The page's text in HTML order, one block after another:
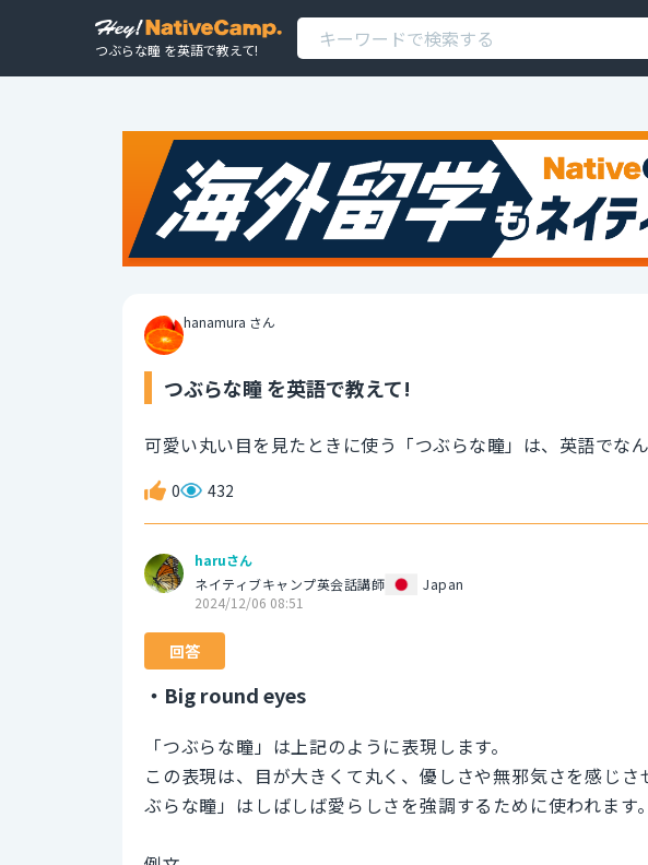
つぶらな瞳 を英語で教えて!
hanamura さん
つぶらな瞳 を英語で教えて!
可愛い丸い目を見たときに使う「つぶらな瞳」は、英語でな
0 432
haruさん
ネイティブキャンプ英会話講師
Japan
2024/12/06 08:51
回答
・Big round eyes
「つぶらな瞳」は上記のように表現します。
この表現は、目が大きくて丸く、優しさや無邪気さを感じ
ぶらな瞳」はしばしば愛らしさを強調するために使われます。